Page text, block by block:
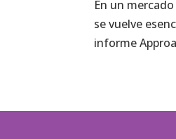
En un
se vuelve
informe